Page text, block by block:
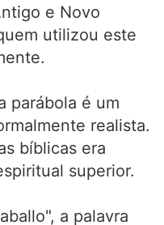
e Novo
utilizou este
parábola é um
realista.
bíblicas era
superior.
a palavra